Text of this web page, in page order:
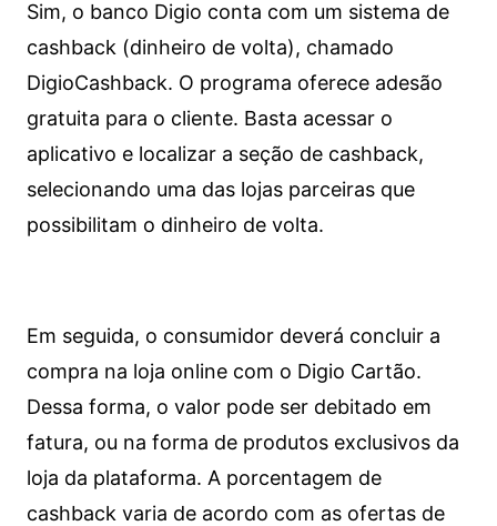
Sim, o banco Digio conta com um sistema de
cashback (dinheiro de volta), chamado
DigioCashback. O programa oferece adesão
gratuita para o cliente. Basta acessar o
aplicativo e localizar a seção de cashback,
selecionando uma das lojas parceiras que
possibilitam o dinheiro de volta.
Em seguida, o consumidor deverá concluir a
compra na loja online com o Digio Cartão.
Dessa forma, o valor pode ser debitado em
fatura, ou na forma de produtos exclusivos da
loja da plataforma. A porcentagem de
cashback varia de acordo com as ofertas de